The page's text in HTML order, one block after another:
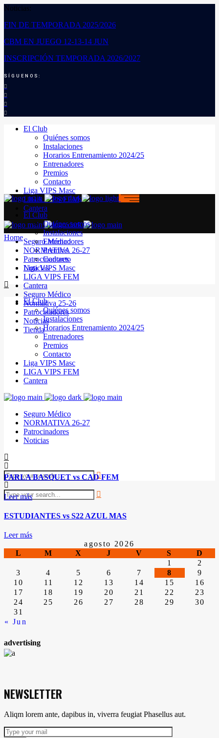
Noticias:
FIN DE TEMPORADA 2025/2026
CBM EN JUEGO 12-13-14 JUN
INSCRIPCIÓN TEMPORADA 2026/2027
SÍGUENOS:
El Club
Quiénes somos
Instalaciones
Horarios Entrenamiento 2024/25
Entrenadores
Premios
Contacto
Liga VIPS Masc
LIGA VIPS FEM
Cantera
Seguro Médico
NORMATIVA 26-27
Patrocinadores
Noticias
El Club
Quiénes somos
Instalaciones
Horarios Entrenamiento 2024/25
Entrenadores
Premios
Contacto
Liga VIPS Masc
LIGA VIPS FEM
Cantera
Seguro Médico
NORMATIVA 26-27
Patrocinadores
Noticias
El Club
Quiénes somos
Instalaciones
Entrenadores
Premios
Contacto
Liga VIPS Masc
LIGA VIPS FEM
Cantera
Seguro Médico
Normativa 25-26
Patrocinadores
Noticias
Tienda
Home
PARLA BASQUET vs CAD FEM
Leer más
ESTUDIANTES vs S22 AZUL MAS
Leer más
agosto 2026
L
M X J V S D
« Jun
1
2
3
4 5 6 7 8
9
10
11 12 13 14 15
16
17
18 19 20 21 22
23
24
25 26 27 28 29
30
31
advertising
NEWSLETTER
Aliqm lorem ante, dapibus in, viverra feugiat Phasellus aut.